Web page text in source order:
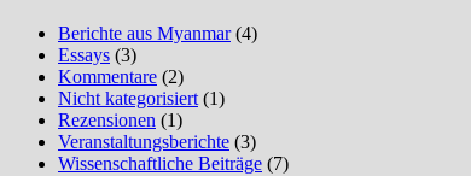
Berichte aus Myanmar(4)
Essays (3)
Kommentare (2)
Nicht kategorisiert (1)
Rezensionen (1)
Veranstaltungsberichte (3)
Wissenschaftliche Beiträge (7)